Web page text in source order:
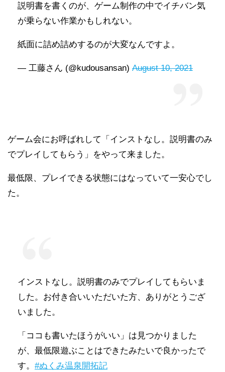
説明書を書くのが、ゲーム制作の中でイチバン気
が乗らない作業かもしれない。
紙面に詰め詰めするのが大変なんですよ。
— 工藤さん (@kudousansan) August 10, 2021
ゲーム会にお呼ばれして「インストなし。説明書のみ
でプレイしてもらう」をやって来ました。
最低限、プレイできる状態にはなっていて一安心でし
た。
インストなし。説明書のみでプレイしてもらいま
した。お付き合いいただいた方、ありがとうござ
いました。
「ココも書いたほうがいい」は見つかりました
が、最低限遊ぶことはできたみたいで良かったで
す。 #ぬくみ温泉開拓記